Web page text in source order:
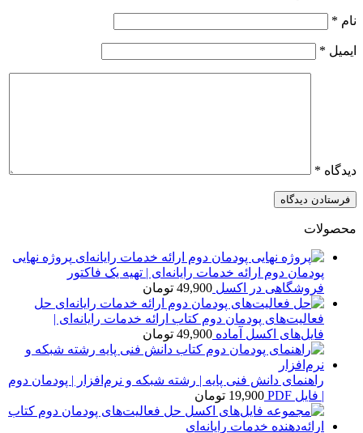
نام *
ایمیل *
دیدگاه *
محصولات
پروژه نهایی
پودمان دوم ارائه خدمات رایانه‌ای | تهیه یک فاکتور
فروشگاهی در اکسل 49,900 تومان
حل
فعالیت‌های پودمان دوم کتاب ارائه خدمات رایانه‌ای |
فایل‌های اکسل آماده 49,900 تومان
راهنمای دانش فنی پایه | رشته شبکه و نرم‌افزار | پودمان دوم
| فایل PDF
19,900 تومان